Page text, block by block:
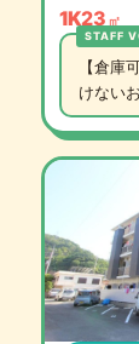
1K23 ㎡
【倉庫
けない